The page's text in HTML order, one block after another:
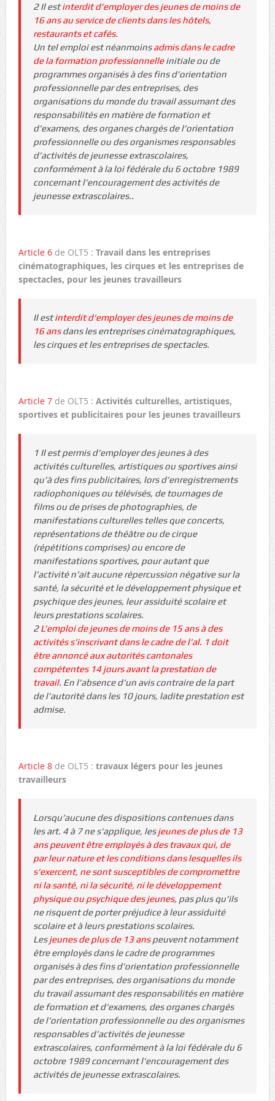
2 Il estinterdit d’employer des jeunes de moins de
16 ans au service de clients dans les hôtels,
restaurants et cafés.
Un tel emploi est néanmoinsadmis dans le cadre
de la formation professionnelleinitiale ou de
programmes organisés à des fins d’orientation
professionnelle par des entreprises, des
organisations du monde du travail assumant des
responsabilités en matière de formation et
d’examens, des organes chargés de l’orientation
professionnelle ou des organismes responsables
d’activités de jeunesse extrascolaires,
conformément à la loi fédérale du 6 octobre 1989
concernant l’encouragement des activités de
jeunesse extrascolaires..
Article 6 de OLT5 : Travail dans les entreprises
cinématographiques, les cirques et les entreprises de
spectacles, pour les jeunes travailleurs
Il estinterdit d’employer des jeunes de moins de
16 ansdans les entreprises cinématographiques,
les cirques et les entreprises de spectacles.
Article 7 de OLT5 : Activités culturelles, artistiques,
sportives et publicitaires pour les jeunes travailleurs
1 Il est permis d’employer des jeunes à des
activités culturelles, artistiques ou sportives ainsi
qu’à des fins publicitaires, lors d’enregistrements
radiophoniques ou télévisés, de tournages de
films ou de prises de photographies, de
manifestations culturelles telles que concerts,
représentations de théâtre ou de cirque
(répétitions comprises) ou encore de
manifestations sportives, pour autant que
l’activité n’ait aucune répercussion négative sur la
santé, la sécurité et le développement physique et
psychique des jeunes, leur assiduité scolaire et
leurs prestations scolaires.
2L’emploi de jeunes de moins de 15 ans à des
activités s’inscrivant dans le cadre de l’al. 1 doit
être annoncé aux autorités cantonales
compétentes 14 jours avant la prestation de
travail. En l’absence d’un avis contraire de la part
de l’autorité dans les 10 jours, ladite prestation est
admise.
Article 8de OLT5 : travaux légers pour les jeunes
travailleurs
Lorsqu’aucune des dispositions contenues dans
les art. 4 à 7 ne s’applique, lesjeunes de plus de 13
ans peuvent être employés à des travaux qui, de
par leur nature et les conditions dans lesquelles ils
s’exercent, ne sont susceptibles de compromettre
ni la santé, ni la sécurité, ni le développement
physique ou psychique des jeunes, pas plus qu’ils
ne risquent de porter préjudice à leur assiduité
scolaire et à leurs prestations scolaires.
Lesjeunes de plus de 13 anspeuvent notamment
être employés dans le cadre de programmes
organisés à des fins d’orientation professionnelle
par des entreprises, des organisations du monde
du travail assumant des responsabilités en matière
de formation et d’examens, des organes chargés
de l’orientation professionnelle ou des organismes
responsables d’activités de jeunesse
extrascolaires, conformément à la loi fédérale du 6
octobre 1989 concernant l’encouragement des
activités de jeunesse extrascolaires.